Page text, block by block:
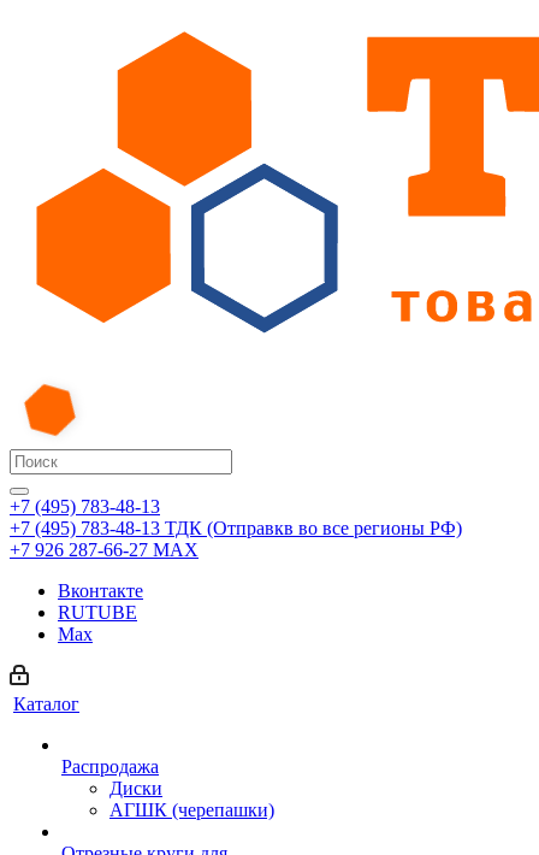
+7 (495) 783-48-13
+7 (495) 783-48-13 ТДК (Отправкв во все регионы РФ)
+7 926 287-66-27 МАХ
Вконтакте
RUTUBE
Max
Каталог
Распродажа
Диски
АГШК (черепашки)